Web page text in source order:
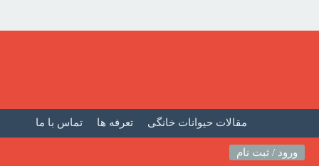
تماس با ما تعرفه ها مقالات حیوانات خانگی
صفحه اصلی
ورود / ثبت نام